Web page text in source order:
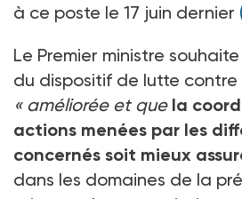
à ce poste le 17 juin dernier
Le Premier ministre
du dispositif de lutte
« améliorée et que la
actions menées par les
concernés soit mieux
dans les domaines de la